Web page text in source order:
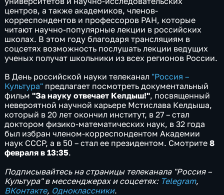
центров, а также академиков, членов-
корреспондентов и профессоров РАН, которые
читают научно-популярные лекции в российских
школах. В этом году благодаря трансляциям в
соцсетях возможность послушать лекции ведущих
ученых получат школьники из всех регионов России.
В День российской науки телеканал "Россия –
Культура" предлагает посмотреть документальный
фильм"За науку отвечает Келдыш!", посвященный
невероятной научной карьере Мстислава Келдыша,
который в 20 лет окончил институт, в 27 – стал
доктором физико-математических наук, в 32 года
был избран членом-корреспондентом Академии
наук СССР, а в 50 – стал ее президентом. Смотрите8
февраля в 13:35.
Подписывайтесь на страницы телеканала "Россия –
Культура" в мессенджерах и соцсетях: Telegram,
ВКонтакте, Одноклассники.